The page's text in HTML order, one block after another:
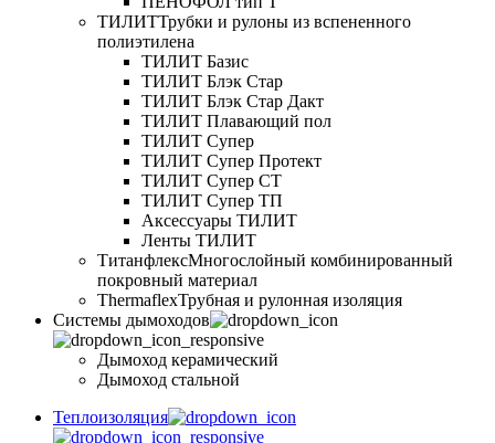
ТИЛИТТрубки и рулоны из вспененного
полиэтилена
ТИЛИТ Базис
ТИЛИТ Блэк Стар
ТИЛИТ Блэк Стар Дакт
ТИЛИТ Плавающий пол
ТИЛИТ Супер
ТИЛИТ Супер Протект
ТИЛИТ Супер СТ
ТИЛИТ Супер ТП
Аксессуары ТИЛИТ
Ленты ТИЛИТ
ТитанфлексМногослойный комбинированный
покровный материал
ThermaflexТрубная и рулонная изоляция
Cистемы дымоходов
Дымоход керамический
Дымоход стальной
Теплоизоляция